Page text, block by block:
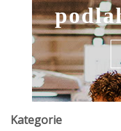
Kategorie